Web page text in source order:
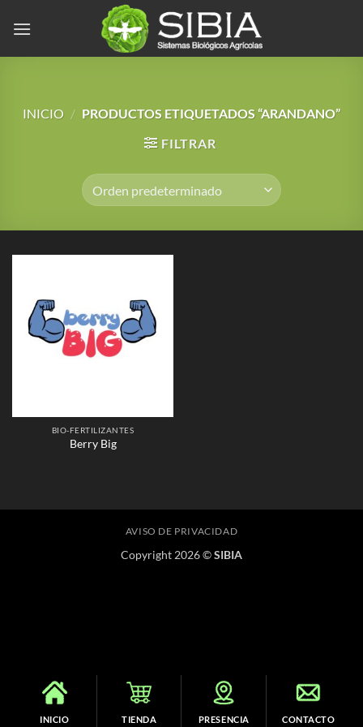
INICIO / PRODUCTOS ETIQUETADOS “ARANDANO”
FILTRAR
BIO-FERTILIZANTES
Berry Big
INICIO TIENDA PRESENCIA CONTACTO
AVISO DE PRIVACIDAD
Copyright 2026 ©SIBIA